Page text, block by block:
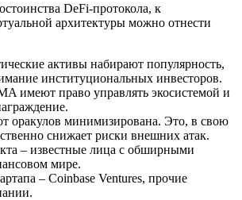
DeFi-протокола, к
архитектуры можно отнести
активы набирают популярность,
институциональных инвесторов.
имеют право управлять экосистемой и
оракулов минимизирована. Это, в свою
снижает риски внешних атак.
– известные лица с обширными
мире.
– Coinbase Ventures, прочие